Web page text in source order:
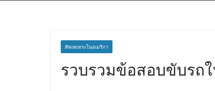
สัพเพเหระในอเมริกา
รวบรวมข้อสอบขับรถใ